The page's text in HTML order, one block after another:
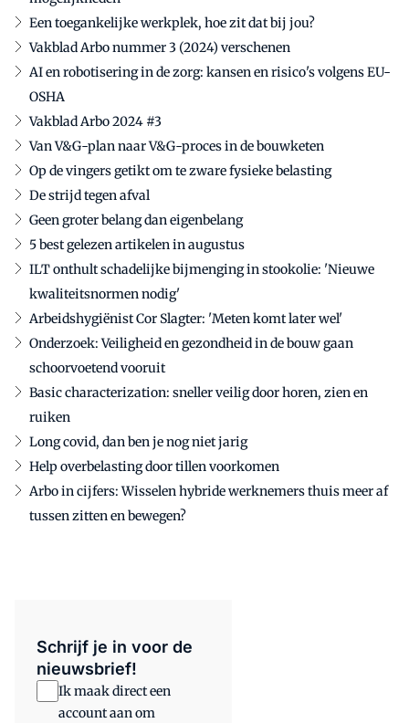
Een toegankelijke werkplek, hoe zit dat bij jou?
Vakblad Arbo nummer 3 (2024) verschenen
AI en robotisering in de zorg: kansen en risico's volgens EU-
OSHA
Vakblad Arbo 2024 #3
Van V&G-plan naar V&G-proces in de bouwketen
Op de vingers getikt om te zware fysieke belasting
De strijd tegen afval
Geen groter belang dan eigenbelang
5 best gelezen artikelen in augustus
ILT onthult schadelijke bijmenging in stookolie: 'Nieuwe
kwaliteitsnormen nodig'
Arbeidshygiënist Cor Slagter: 'Meten komt later wel'
Onderzoek: Veiligheid en gezondheid in de bouw gaan
schoorvoetend vooruit
Basic characterization: sneller veilig door horen, zien en
ruiken
Long covid, dan ben je nog niet jarig
Help overbelasting door tillen voorkomen
Arbo in cijfers: Wisselen hybride werknemers thuis meer af
tussen zitten en bewegen?
Schrijf je in voor de
nieuwsbrief!
Ik maak direct een
account aan om